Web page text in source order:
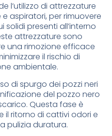
l’utilizzo di attrezzature
aspiratori, per rimuovere
solidi presenti all’interno
attrezzature sono
una rimozione efficace
il rischio di
ambientale.
di spurgo dei pozzi neri
del pozzo nero
Questa fase è
il ritorno di cattivi odori e
pulizia duratura.